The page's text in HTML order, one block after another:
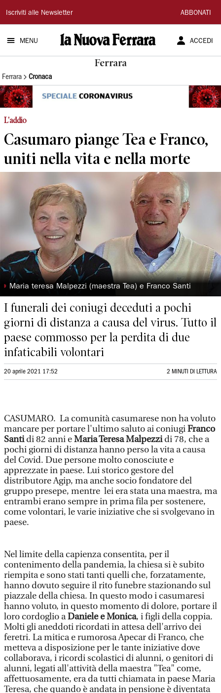
La
Nuova
Ferrara
Iscriviti alle Newsletter ABBONATI
MENU ACCEDI
Ferrara
Ferrara Cronaca
L'addio
Casumaro piange Tea e Franco,
uniti nella vita e nella morte
◗ Maria teresa Malpezzi (maestra Tea) e Franco Santi
I funerali dei coniugi deceduti a pochi
giorni di distanza a causa del virus. Tutto il
paese commosso per la perdita di due
infaticabili volontari
20 aprile 2021 17:52 2 MINUTI DI LETTURA
CASUMARO. La comunità casumarese non ha voluto
mancare per portare l'ultimo saluto ai coniugiFranco
Santidi 82 anni eMaria Teresa Malpezzidi 78, che a
pochi giorni di distanza hanno perso la vita a causa
del Covid. Due persone molto conosciute e
apprezzate in paese. Lui storico gestore del
distributore Agip, ma anche socio fondatore del
gruppo presepe, mentre lei era stata una maestra, ma
entrambi erano sempre in prima fila per sostenere,
come volontari, le varie iniziative che si svolgevano in
paese.
Nel limite della capienza consentita, per il
contenimento della pandemia, la chiesa si è subito
riempita e sono stati tanti quelli che, forzatamente,
hanno dovuto seguire il rito funebre stazionando sul
piazzale della chiesa. In questo modo i casumaresi
hanno voluto, in questo momento di dolore, portare il
loro cordoglio aDaniele e Monica, i figli della coppia.
Molti gli aneddoti ricordati in attesa dell'arrivo dei
feretri. La mitica e rumorosa Apecar di Franco, che
metteva a disposizione per le tante iniziative dove
collaborava, i ricordi scolastici di alunni, o genitori di
alunni, legati all'attività della maestra "Tea" come,
affettuosamente, era da tutti chiamata in paese Maria
Teresa, che quando è andata in pensione è diventata